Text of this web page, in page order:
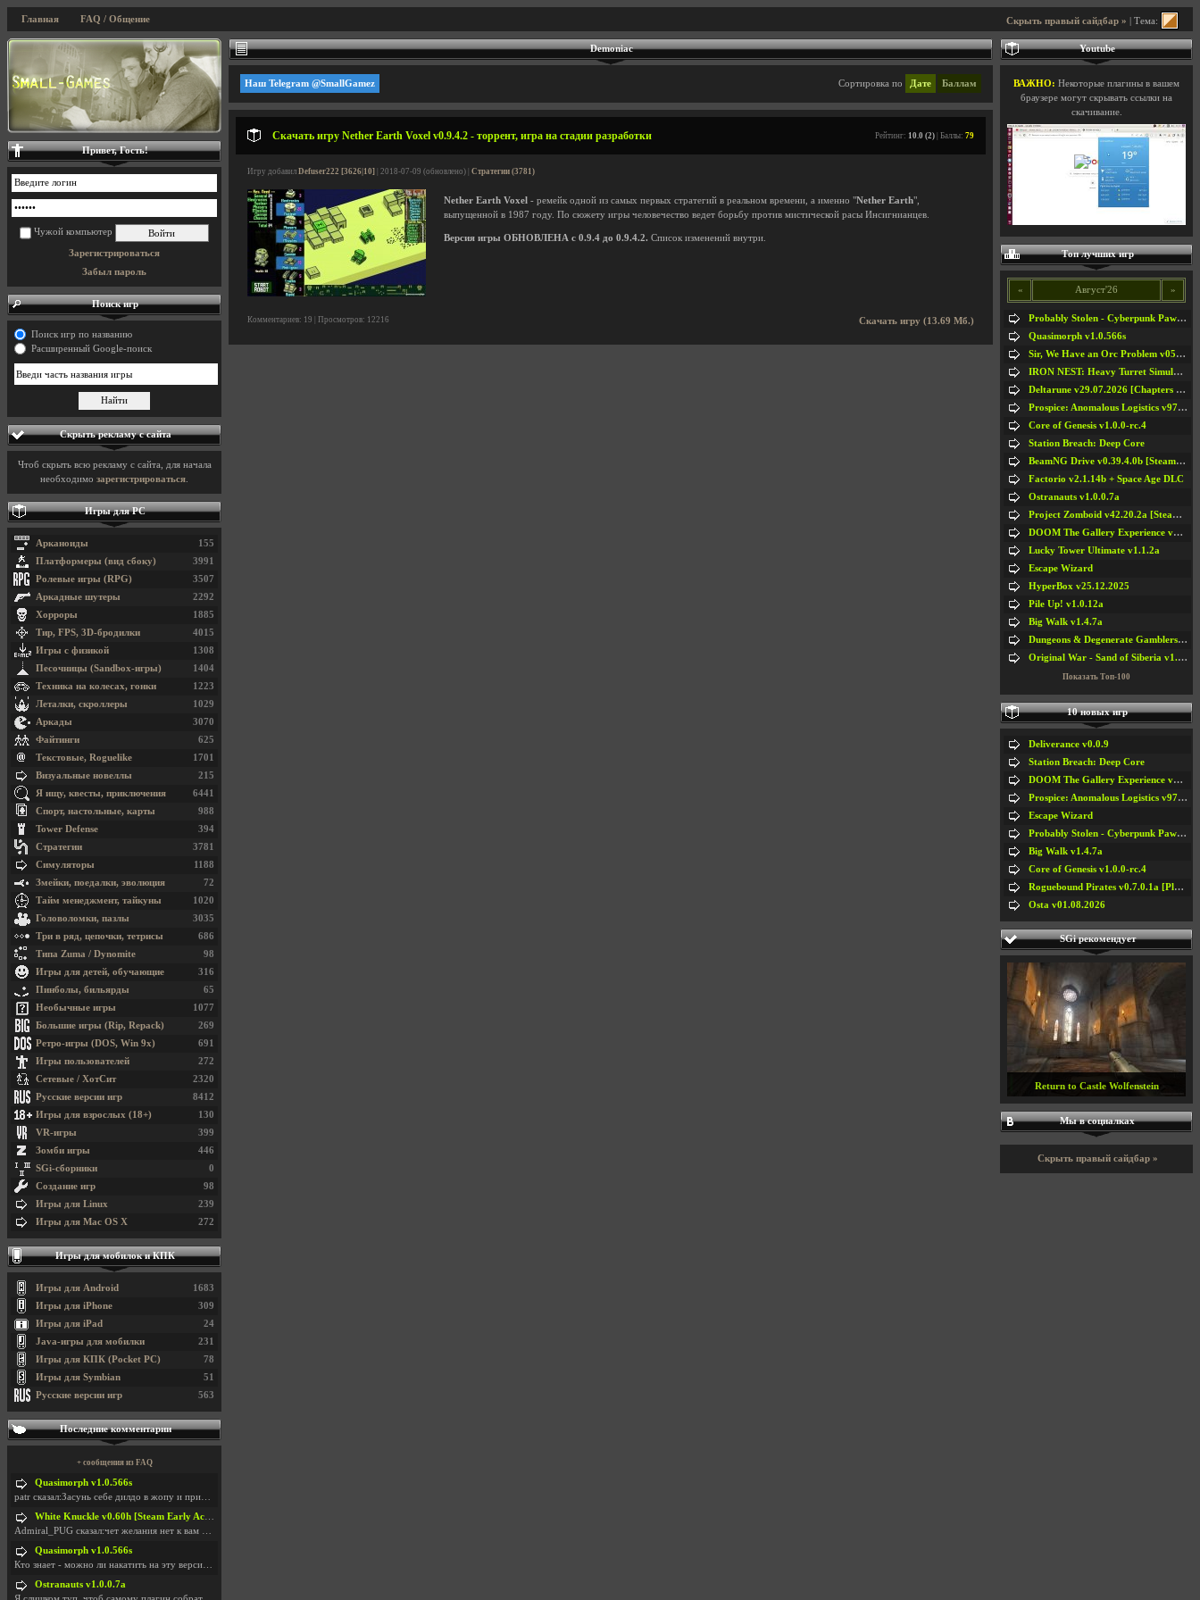
Скрыть правый сайдбар » | Тема:
Главная FAQ / Общение
Demoniac
Сортировка по Дате Баллам
Наш Telegram @SmallGamez
Скачать игру Nether Earth Voxel v0.9.4.2 - торрент, игра на стадии разработки Рейтинг: 10.0 (2) | Баллы: 79
Игру добавил Defuser222 [3626|10] | 2018-07-09 (обновлено) | Стратегии (3781)
Nether Earth Voxel - ремейк одной из самых первых стратегий в реальном времени, а именно "Nether Earth",
выпущенной в 1987 году. По сюжету игры человечество ведет борьбу против мистической расы Инсигнианцев.
Версия игры ОБНОВЛЕНА с 0.9.4 до 0.9.4.2. Список изменений внутри.
Скачать игру (13.69 Мб.)
Комментариев: 19 | Просмотров: 12216
Привет, Гость!
Чужой компьютер
Зарегистрироваться
Забыл пароль
Поиск игр
Поиск игр по названию
Расширенный Google-поиск
Скрыть рекламу с сайта
Чтоб скрыть всю рекламу с сайта, для начала
необходимо зарегистрироваться
Игры для PC
155
Арканоиды
3991
Платформеры (вид сбоку)
3507
Ролевые игры (RPG)
2292
Аркадные шутеры
1885
Хорроры
4015
Тир, FPS, 3D-бродилки
1308
Игры с физикой
1404
Песочницы (Sandbox-игры)
1223
Техника на колесах, гонки
1029
Леталки, скроллеры
3070
Аркады
625
Файтинги
1701
Текстовые, Roguelike
215
Визуальные новеллы
6441
Я ищу, квесты, приключения
988
Спорт, настольные, карты
394
Tower Defense
3781
Стратегии
1188
Симуляторы
72
Змейки, поедалки, эволюция
1020
Тайм менеджмент, тайкуны
3035
Головоломки, пазлы
686
Три в ряд, цепочки, тетрисы
98
Типа Zuma / Dynomite
316
Игры для детей, обучающие
65
Пинболы, бильярды
1077
Необычные игры
269
Большие игры (Rip, Repack)
691
Ретро-игры (DOS, Win 9x)
272
Игры пользователей
2320
Сетевые / ХотСит
8412
Русские версии игр
130
Игры для взрослых (18+)
399
VR-игры
446
Зомби игры
0
SGi-сборники
98
Создание игр
239
Игры для Linux
272
Игры для Mac OS X
Игры для мобилок и КПК
1683
Игры для Android
309
Игры для iPhone
24
Игры для iPad
231
Java-игры для мобилки
78
Игры для КПК (Pocket PC)
51
Игры для Symbian
563
Русские версии игр
Последние комментарии
+ сообщения из FAQ
Quasimorph v1.0.566s
patr сказал:Засунь себе дилдо в жопу и пришли фотк
White Knuckle v0.60h [Steam Early Access]
Admiral_PUG сказал:чет желания нет к вам сюда захо
Quasimorph v1.0.566s
Кто знает - можно ли накатить на эту версию моды?
Ostranauts v1.0.0.7a
Youtube
ВАЖНО: Некоторые плагины в вашем
браузере могут скрывать ссылки на
скачивание.
Топ лучших игр
« Август'26 »
Probably Stolen - Cyberpunk Pawnshop Simulator v048c [Playtest]
Quasimorph v1.0.566s
Sir, We Have an Orc Problem v05.08.2026
IRON NEST: Heavy Turret Simulator v1.0a
Deltarune v29.07.2026 [Chapters 1-5] / + RUS [Chapters 1-5]
Prospice: Anomalous Logistics v97 [Playtest]
Core of Genesis v1.0.0-rc.4
Station Breach: Deep Core
BeamNG Drive v0.39.4.0b [Steam Early Access]
Factorio v2.1.14b + Space Age DLC
Ostranauts v1.0.0.7a
Project Zomboid v42.20.2a [Steam Early Access]
DOOM The Gallery Experience v1.4.2
Lucky Tower Ultimate v1.1.2a
Escape Wizard
HyperBox v25.12.2025
Pile Up! v1.0.12a
Big Walk v1.4.7a
Dungeons & Degenerate Gamblers v2.0.2a
Original War - Sand of Siberia v1.6.30
Показать Топ-100
10 новых игр
Deliverance v0.0.9
Station Breach: Deep Core
DOOM The Gallery Experience v1.4.2
Prospice: Anomalous Logistics v97 [Playtest]
Escape Wizard
Probably Stolen - Cyberpunk Pawnshop Simulator v048c [Playtest]
Big Walk v1.4.7a
Core of Genesis v1.0.0-rc.4
Roguebound Pirates v0.7.0.1a [Playtest]
Osta v01.08.2026
SGi рекомендует
Return to Castle Wolfenstein
Мы в социалках
Скрыть правый сайдбар »